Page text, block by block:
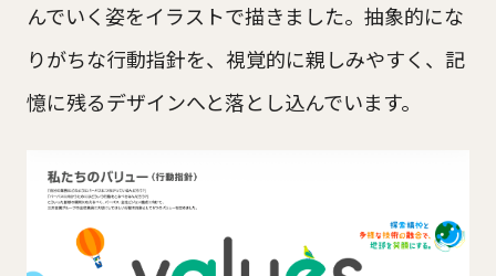
んでいく姿をイラストで描きました。抽象的にな
りがちな行動指針を、視覚的に親しみやすく、記
憶に残るデザインへと落とし込んでいます。